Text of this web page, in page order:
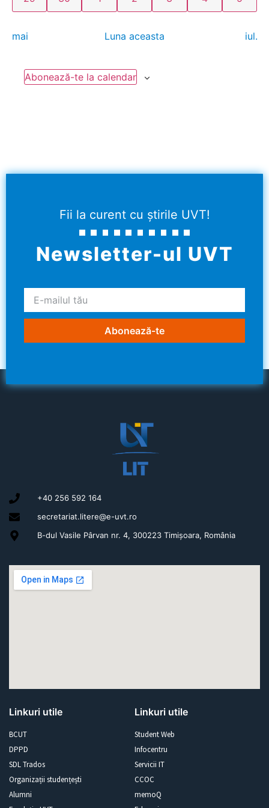
mai Luna aceasta iul.
Abonează-te la calendar
Fii la curent cu știrile UVT!
Newsletter-ul UVT
Abonează-te
+40 256 592 164
secretariat.litere@e-uvt.ro
B-dul Vasile Pârvan nr. 4, 300223 Timișoara, România
Linkuri utile
BCUT
DPPD
SDL Trados
Organizații studențești
Alumni
Linkuri utile
Student Web
Infocentru
Servicii IT
CCOC
memoQ